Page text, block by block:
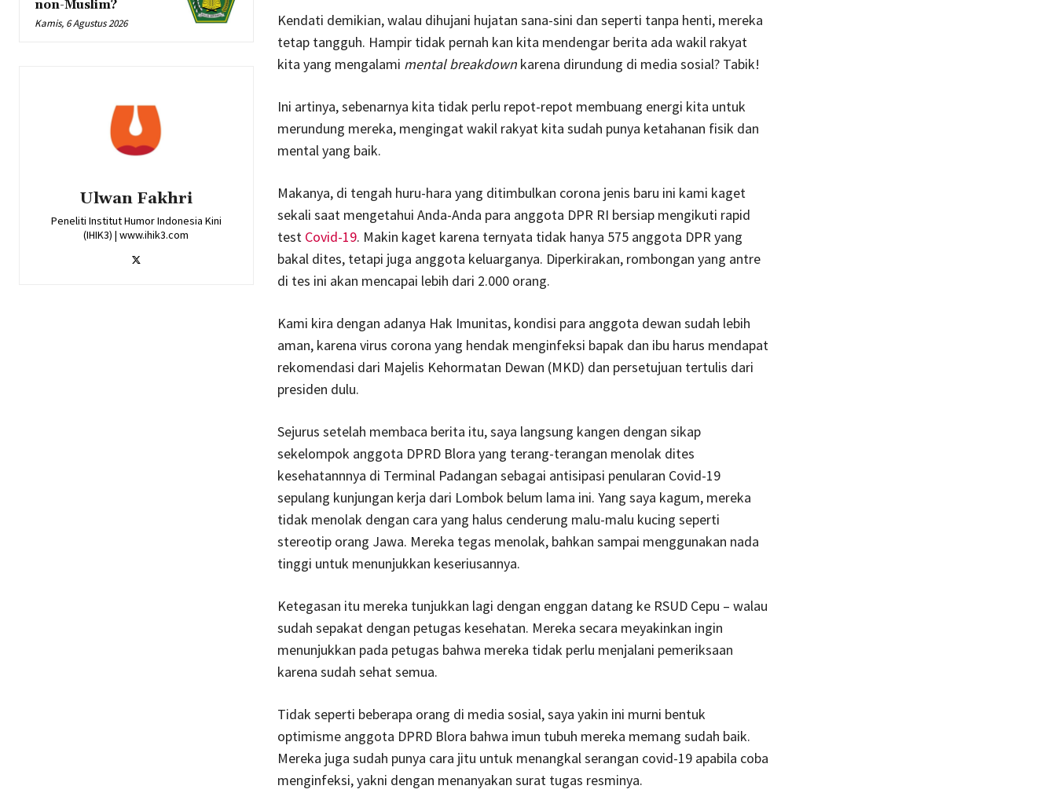
non-Muslim?
Kamis, 6 Agustus 2026
Ulwan Fakhri
Peneliti Institut Humor Indonesia Kini
(IHIK3) | www.ihik3.com
Kendati demikian, walau dihujani hujatan sana-sini dan seperti tanpa henti, mereka
tetap tangguh. Hampir tidak pernah kan kita mendengar berita ada wakil rakyat
kita yang mengalami mental breakdownkarena dirundung di media sosial? Tabik!
Ini artinya, sebenarnya kita tidak perlu repot-repot membuang energi kita untuk
merundung mereka, mengingat wakil rakyat kita sudah punya ketahanan fisik dan
mental yang baik.
Makanya, di tengah huru-hara yang ditimbulkan corona jenis baru ini kami kaget
sekali saat mengetahui Anda-Anda para anggota DPR RI bersiap mengikuti rapid
test Covid-19. Makin kaget karena ternyata tidak hanya 575 anggota DPR yang
bakal dites, tetapi juga anggota keluarganya. Diperkirakan, rombongan yang antre
di tes ini akan mencapai lebih dari 2.000 orang.
Kami kira dengan adanya Hak Imunitas, kondisi para anggota dewan sudah lebih
aman, karena virus corona yang hendak menginfeksi bapak dan ibu harus mendapat
rekomendasi dari Majelis Kehormatan Dewan (MKD) dan persetujuan tertulis dari
presiden dulu.
Sejurus setelah membaca berita itu, saya langsung kangen dengan sikap
sekelompok anggota DPRD Blora yang terang-terangan menolak dites
kesehatannnya di Terminal Padangan sebagai antisipasi penularan Covid-19
sepulang kunjungan kerja dari Lombok belum lama ini. Yang saya kagum, mereka
tidak menolak dengan cara yang halus cenderung malu-malu kucing seperti
stereotip orang Jawa. Mereka tegas menolak, bahkan sampai menggunakan nada
tinggi untuk menunjukkan keseriusannya.
Ketegasan itu mereka tunjukkan lagi dengan enggan datang ke RSUD Cepu – walau
sudah sepakat dengan petugas kesehatan. Mereka secara meyakinkan ingin
menunjukkan pada petugas bahwa mereka tidak perlu menjalani pemeriksaan
karena sudah sehat semua.
Tidak seperti beberapa orang di media sosial, saya yakin ini murni bentuk
optimisme anggota DPRD Blora bahwa imun tubuh mereka memang sudah baik.
Mereka juga sudah punya cara jitu untuk menangkal serangan covid-19 apabila coba
menginfeksi, yakni dengan menanyakan surat tugas resminya.